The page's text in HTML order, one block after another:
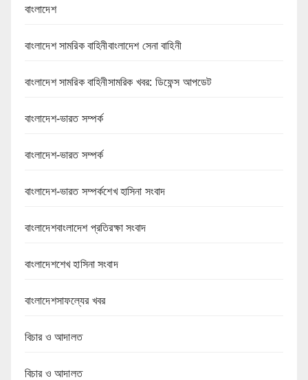
বাংলাদেশ
বাংলাদেশ সামরিক বাহিনীবাংলাদেশ সেনা বাহিনী
বাংলাদেশ সামরিক বাহিনীসামরিক খবর: ডিফেন্স আপডেট
বাংলাদেশ-ভারত সম্পর্ক
বাংলাদেশ-ভারত সম্পর্ক
বাংলাদেশ-ভারত সম্পর্কশেখ হাসিনা সংবাদ
বাংলাদেশবাংলাদেশ প্রতিরক্ষা সংবাদ
বাংলাদেশশেখ হাসিনা সংবাদ
বাংলাদেশসাফল্যের খবর
বিচার ও আদালত
বিচার ও আদালত